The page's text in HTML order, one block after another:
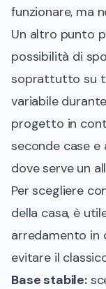
funzionare, ma
Un altro punto
possibilità di
soprattutto su
variabile
progetto in
seconde case
dove serve un
Per scegliere
della casa, è
arredamento in
evitare il
Base stabile: